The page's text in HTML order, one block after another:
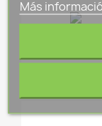
Llave Tubo
Más